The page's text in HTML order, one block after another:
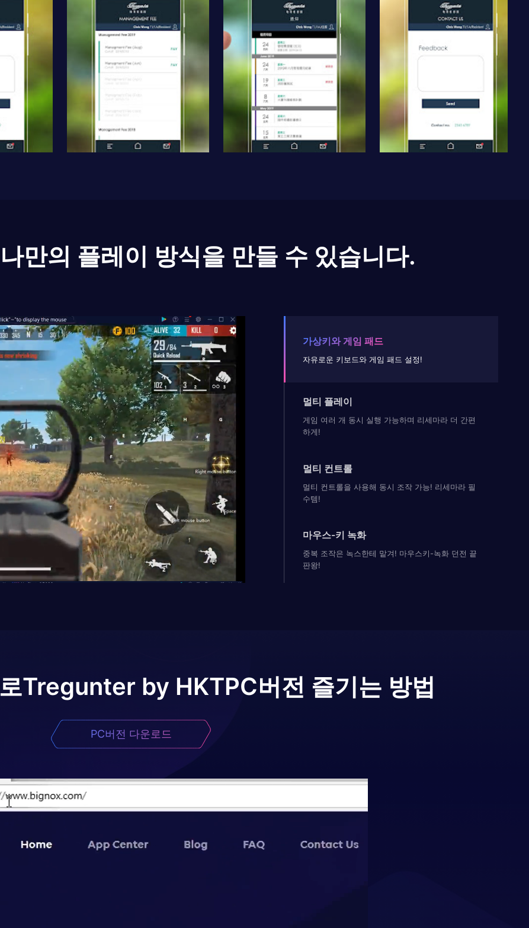
만의 플레이 방식을 만들 수 있습니다.
가상키와 게임 패드
자유로운 키보드와 게임 패드 설정!
멀티 플레이
게임 여러 개 동시 실행 가능하며 리세마라 더 간편
하게!
멀티 컨트롤
멀티 컨트롤을 사용해 동시 조작 가능! 리세마라 필
수템!
마우스-키 녹화
중복 조작은 녹스한테 맡겨! 마우스키-녹화 던전 끝
판왕!
Tregunter by HKTPC버전 즐기는 방법
PC버전 다운로드